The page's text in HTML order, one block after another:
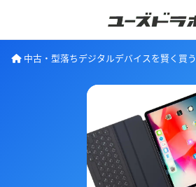
中古・型落ちデジタルデバイスを賢く買う